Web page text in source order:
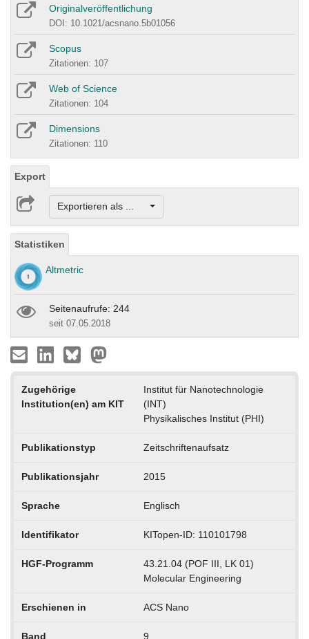
Originalveröffentlichung
DOI: 10.1021/acsnano.5b01056
Scopus
Zitationen: 107
Web of Science
Zitationen: 104
Dimensions
Zitationen: 110
Export
Exportieren als ...
Statistiken
Altmetric
Seitenaufrufe: 244
seit 07.05.2018
Zugehörige
Institution(en) am KIT
Institut für Nanotechnologie
(INT)
Physikalisches Institut (PHI)
Publikationstyp Zeitschriftenaufsatz
Publikationsjahr 2015
Sprache Englisch
Identifikator KITopen-ID: 110101798
HGF-Programm
43.21.04 (POF III, LK 01)
Molecular Engineering
Erschienen in ACS Nano
Band 9